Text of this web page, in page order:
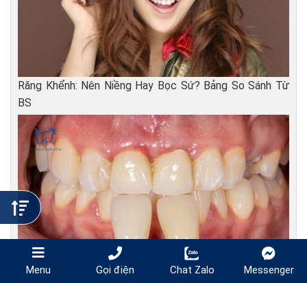
Răng Khểnh: Nên Niềng Hay Bọc Sứ? Bảng So Sánh Từ
BS
Menu Gọi điện Chat Zalo Messenger